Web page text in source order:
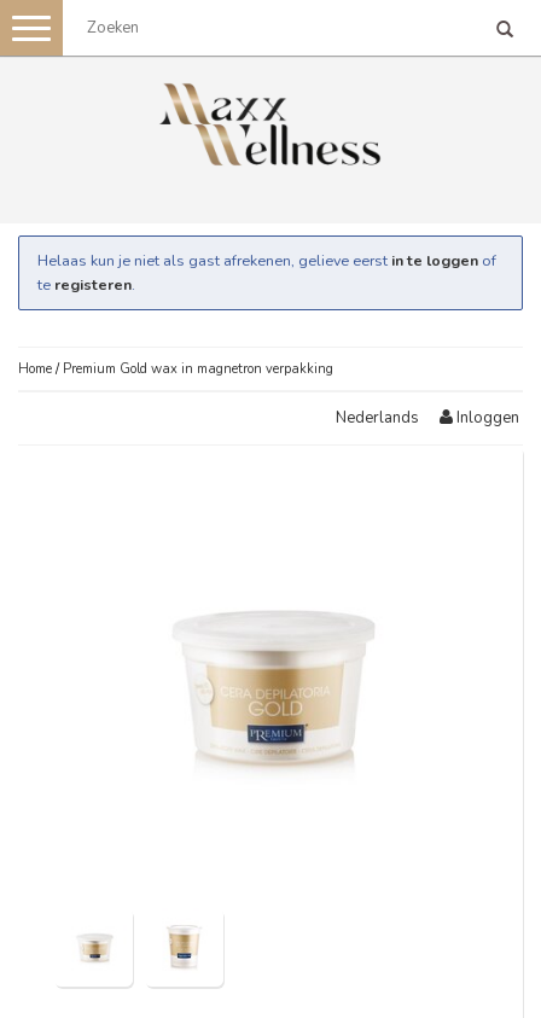
Toggle
navigation
Helaas kun je niet als gast afrekenen, gelieve eerst in te loggen of
te registeren.
Home / Premium Gold wax in magnetron verpakking
Nederlands Inloggen